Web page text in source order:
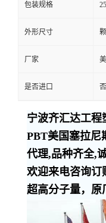
包装规格
外形尺寸
厂家
是否进口 否
宁波齐汇达工程
PBT美国塞拉尼
代理,品种齐全,
欢迎来电咨询订
超高分子量，原